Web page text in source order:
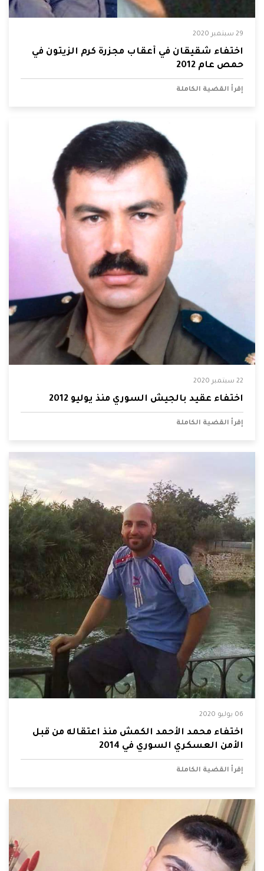
29 سبتمبر 2020
اختفاء شقيقان في أعقاب مجزرة كرم الزيتون في
حمص عام 2012
إقرأ القضية الكاملة
22 سبتمبر 2020
اختفاء عقيد بالجيش السوري منذ يوليو 2012
إقرأ القضية الكاملة
06 يوليو 2020
اختفاء محمد الأحمد الكمش منذ اعتقاله من قبل
الأمن العسكري السوري في 2014
إقرأ القضية الكاملة